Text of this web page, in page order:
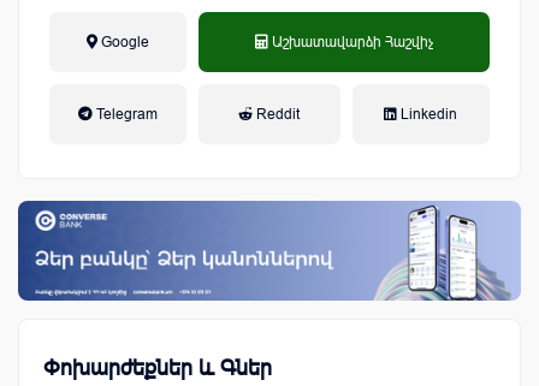
Google Աշխատավարձի Հաշվիչ
Telegram Reddit Linkedin
Փոխարժեքներ և Գներ